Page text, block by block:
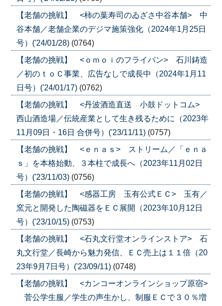
【老舗の挑戦】 <柿の葉寿司のゐざさ中谷本舗> 中
谷本舗／老舗企業のデジマ施策強化（2024年1月25日
号）('24/01/28) (0764)
【老舗の挑戦】 <ｏｍｏｉのフライパン> 石川鋳造
／初のｔｏＣ事業、広告なしで成長中（2024年1月11
日号）('24/01/17) (0762)
【老舗の挑戦】 <丹波酒造直送 小鼓ドットコム>
西山酒造場／伝統産業として生き残るために（2023年
11月09日・16日 合併号）('23/11/11) (0757)
【老舗の挑戦】 <ｅｎａｓ> ストリーム／「ｅｎａ
ｓ」を本格始動、３本柱で成長へ（2023年11月02日
号）('23/11/03) (0756)
【老舗の挑戦】 <感器工房 玉有公式ＥＣ> 玉有／
窯元と開発した陶磁器をＥＣ展開（2023年10月12日
号）('23/10/15) (0753)
【老舗の挑戦】 <石丸文行堂オンラインストア> 石
丸文行堂／長崎から魅力発信、ＥＣ売上は１１倍（20
23年9月7日号）('23/09/11) (0748)
【老舗の挑戦】 <カンコーオンラインショップ原宿>
菅公学生服／学生の声生かし、制服ＥＣで３０％増